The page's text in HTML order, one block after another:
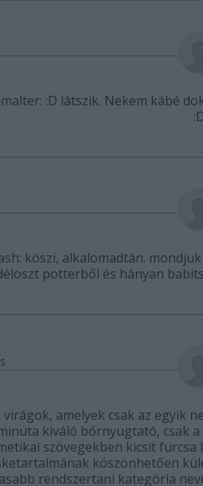
: :D látszik. Nekem kábé
: köszi, alkalomadtán.
potterből és hányan
virágok, amelyek csak az egyik
kiváló bőrnyugtató, csak
szövegekben kicsit furcsa
köszönhetően
rendszertani kategória